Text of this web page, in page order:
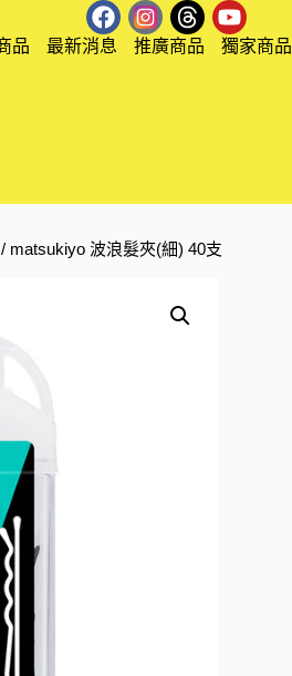
品 最新消息 推廣商品 獨家商品
/ matsukiyo 波浪髮夾(細) 40支